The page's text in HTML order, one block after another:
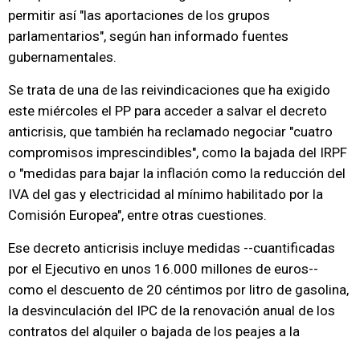
permitir así "las aportaciones de los grupos
parlamentarios", según han informado fuentes
gubernamentales.
Se trata de una de las reivindicaciones que ha exigido
este miércoles el PP para acceder a salvar el decreto
anticrisis, que también ha reclamado negociar "cuatro
compromisos imprescindibles", como la bajada del IRPF
o "medidas para bajar la inflación como la reducción del
IVA del gas y electricidad al mínimo habilitado por la
Comisión Europea", entre otras cuestiones.
Ese decreto anticrisis incluye medidas --cuantificadas
por el Ejecutivo en unos 16.000 millones de euros--
como el descuento de 20 céntimos por litro de gasolina,
la desvinculación del IPC de la renovación anual de los
contratos del alquiler o bajada de los peajes a la